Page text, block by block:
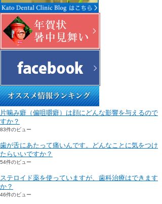
片噛み癖（偏咀嚼癖）は顔にどんな影響を与えるので
すか？
83件のビュー
歯が舌にあたって痛いんです。どんなことに気をつけ
たらいいですか？
54件のビュー
ステロイド薬を使っていますが、歯科治療はできます
か？
46件のビュー